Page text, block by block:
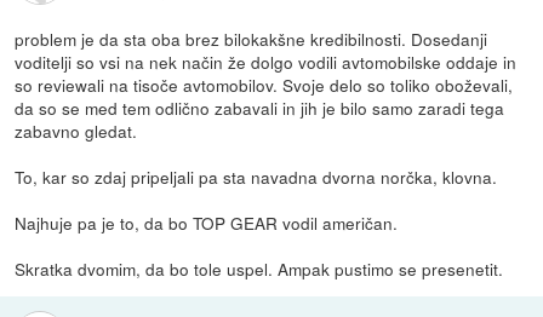
problem je da sta oba brez bilokakšne kredibilnosti. Dosedanji
voditelji so vsi na nek način že dolgo vodili avtomobilske oddaje in
so reviewali na tisoče avtomobilov. Svoje delo so toliko oboževali,
da so se med tem odlično zabavali in jih je bilo samo zaradi tega
zabavno gledat.
To, kar so zdaj pripeljali pa sta navadna dvorna norčka, klovna.
Najhuje pa je to, da bo TOP GEAR vodil američan.
Skratka dvomim, da bo tole uspel. Ampak pustimo se presenetit.